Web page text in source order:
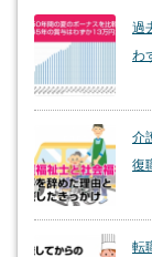
過
わ
介
復
転